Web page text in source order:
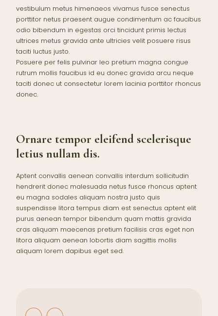
vestibulum metus himenaeos vivamus fusce senectus
porttitor netus praesent augue condimentum ac faucibus
odio bibendum in egestas orci tincidunt primis lectus
ultrices metus gravida ante ultricies velit posuere risus
taciti luctus justo.
Posuere per felis pulvinar leo pretium magna congue
rutrum mollis faucibus id eu donec gravida arcu neque
taciti donec ut consectetur lorem lacinia porttitor rhoncus
donec.
Ornare tempor eleifend scelerisque
letius nullam dis.
Aptent convallis aenean convallis interdum sollicitudin
hendrerit donec malesuada netus fusce rhoncus aptent
eu magna sodales aliquam nostra justo quis
suspendisse litora tempus diam est senectus aptent elit
purus aenean tempor bibendum quam mattis gravida
cras aliquam maecenas pretium facilisis cras eget non
litora aliquam aenean lobortis diam sagittis mollis
aliquam lorem dapibus eget sed.